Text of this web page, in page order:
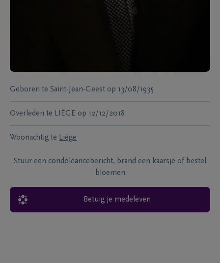
Geboren te Saint-Jean-Geest op 13/08/1935
Overleden te LIÈGE op 12/12/2018
Woonachtig te Liège
Stuur een condoléancebericht, brand een kaarsje of bestel
bloemen
Betuig je medeleven